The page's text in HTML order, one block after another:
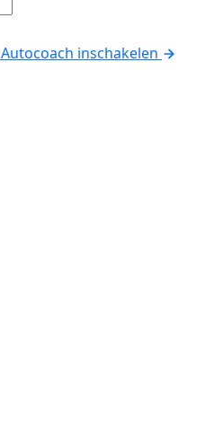
Autocoach inschakelen